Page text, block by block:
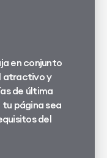
en conjunto
atractivo y
de última
página sea
del